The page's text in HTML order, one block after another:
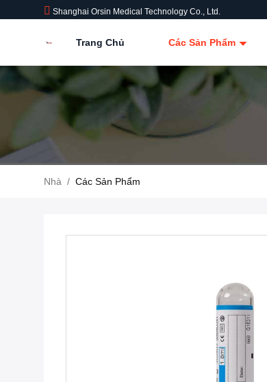
Shanghai Orsin Medical Technology Co., Ltd.
Trang Chủ Các Sản Phẩm
Nhà / Các Sản Phẩm